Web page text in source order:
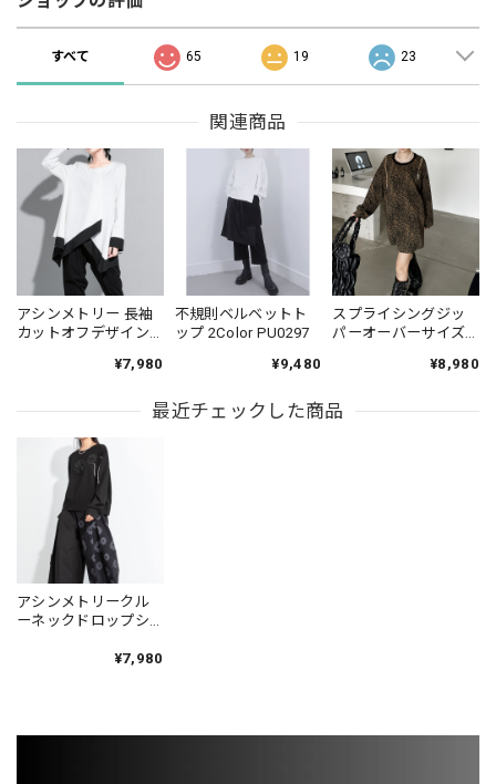
すべて 65 19 23
関連商品
アシンメトリー 長袖
カットオフデザイン
¥7,980
不規則ベルベットト
ップ 2Color PU0297
¥9,480
スプライシングジッ
パーオーバーサイズ
¥8,980
最近チェックした商品
アシンメトリークル
ーネックドロップシ
ス, 1color PU0422¥7,980